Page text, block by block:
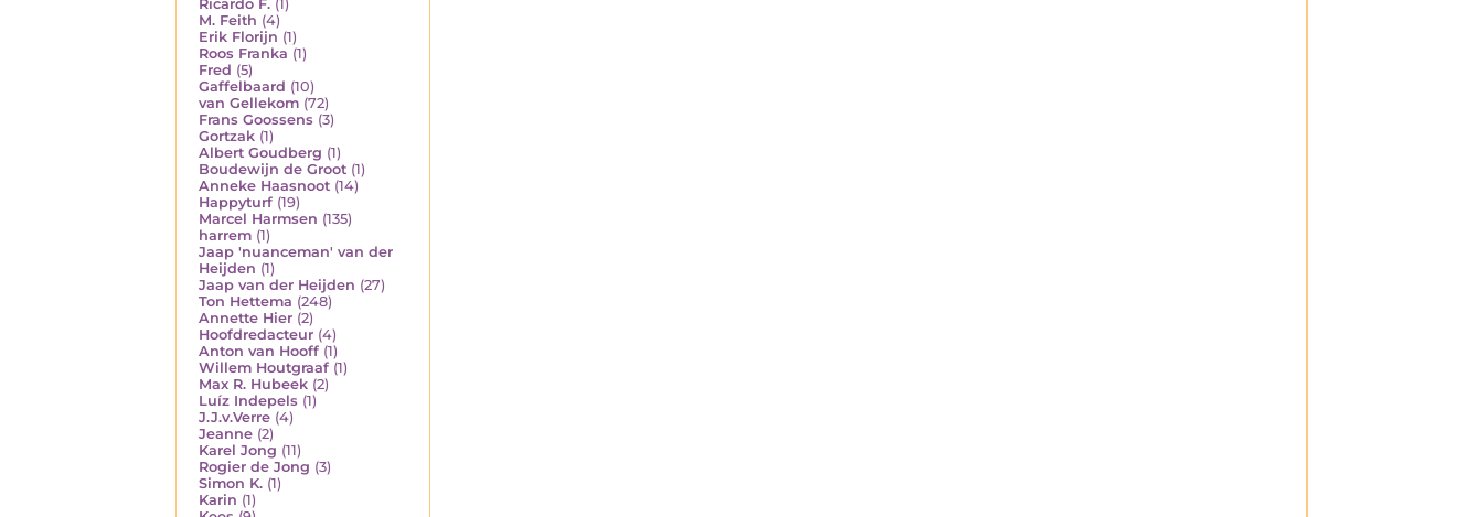
Ricardo F. (1)
M. Feith (4)
Erik Florijn (1)
Roos Franka (1)
Fred (5)
Gaffelbaard (10)
van Gellekom (72)
Frans Goossens (3)
Gortzak (1)
Albert Goudberg (1)
Boudewijn de Groot (1)
Anneke Haasnoot (14)
Happyturf (19)
Marcel Harmsen (135)
harrem (1)
Jaap 'nuanceman' van der
Heijden (1)
Jaap van der Heijden (27)
Ton Hettema (248)
Annette Hier (2)
Hoofdredacteur (4)
Anton van Hooff (1)
Willem Houtgraaf (1)
Max R. Hubeek (2)
Luíz Indepels (1)
J.J.v.Verre (4)
Jeanne (2)
Karel Jong (11)
Rogier de Jong (3)
Simon K. (1)
Karin (1)